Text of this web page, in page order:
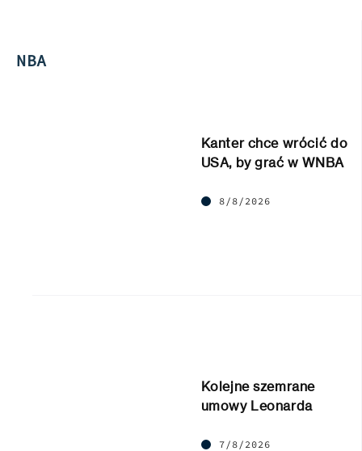
NBA
Kanter chce wrócić do
USA, by grać w WNBA
8/8/2026
Kolejne szemrane
umowy Leonarda
7/8/2026